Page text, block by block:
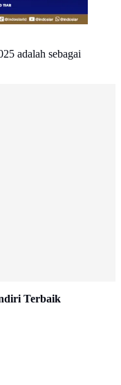
adalah sebagai
Terbaik